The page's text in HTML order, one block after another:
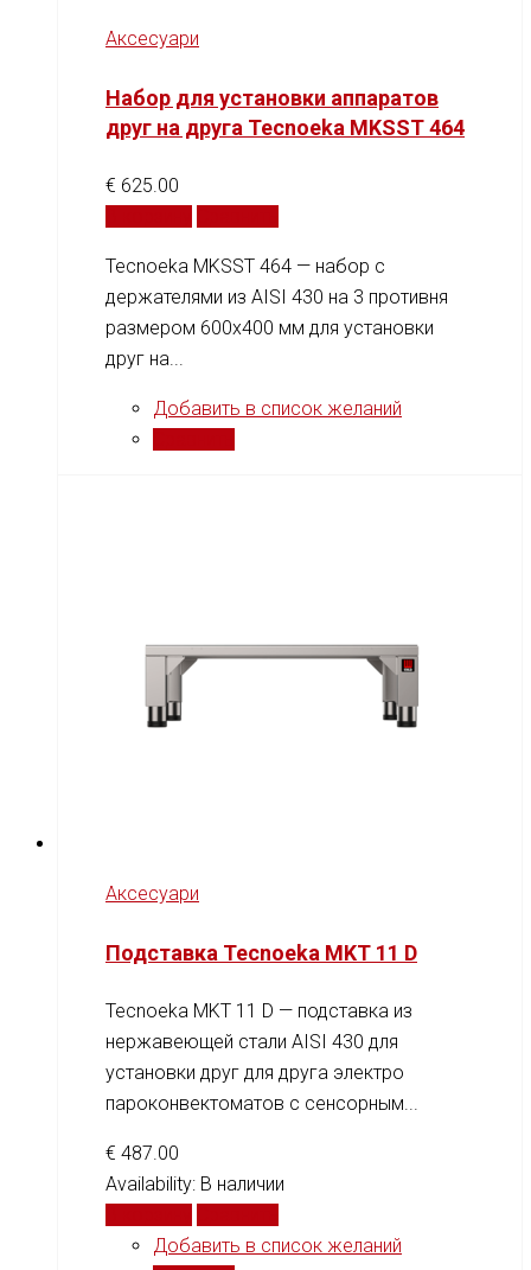
Аксесуари
Набор для установки аппаратов
друг на друга Tecnoeka MKSST 464
€ 625.00
Tecnoeka MKSST 464 — набор с
держателями из AISI 430 на 3 противня
размером 600x400 мм для установки
друг на...
Добавить в список желаний
Аксесуари
Подставка Tecnoeka MKT 11 D
Tecnoeka MKT 11 D — подставка из
нержавеющей стали AISI 430 для
установки друг для друга электро
пароконвектоматов с сенсорным...
€ 487.00
Availability: В наличии
Добавить в список желаний